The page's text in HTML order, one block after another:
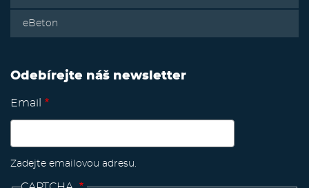
eBeton
Odebírejte náš newsletter
Email
Zadejte emailovou adresu.